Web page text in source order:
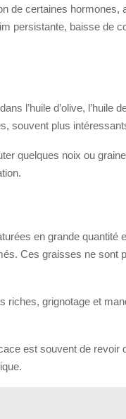
de certaines hormones,
persistante, baisse de
l’huile d’olive, l’huile
souvent plus
quelques noix ou
en grande quantité
Ces graisses ne sont
riches, grignotage et
est souvent de